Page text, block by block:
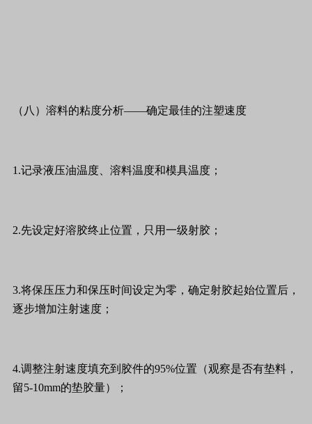
（八）溶料的粘度分析——确定最佳的注塑速度
1.记录液压油温度、溶料温度和模具温度；
2.先设定好溶胶终止位置，只用一级射胶；
3.将保压压力和保压时间设定为零，确定射胶起始位置后，
逐步增加注射速度；
4.调整注射速度填充到胶件的95%位置（观察是否有垫料，
留5-10mm的垫胶量）；